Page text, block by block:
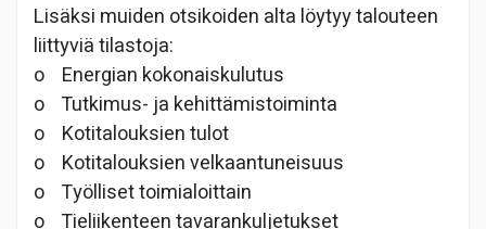
Lisäksi muiden otsikoiden alta löytyy talouteen
liittyviä tilastoja:
o Energian kokonaiskulutus
o Tutkimus- ja kehittämistoiminta
o Kotitalouksien tulot
o Kotitalouksien velkaantuneisuus
o Työlliset toimialoittain
o Tieliikenteen tavarankuljetukset